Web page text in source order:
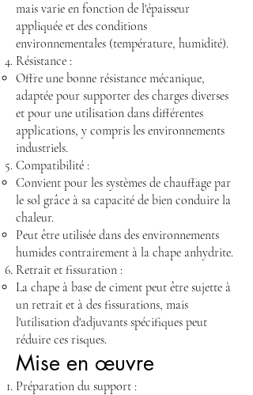
mais varie en fonction de l'épaisseur
appliquée et des conditions
environnementales (température, humidité).
Résistance :
Offre une bonne résistance mécanique,
adaptée pour supporter des charges diverses
et pour une utilisation dans différentes
applications, y compris les environnements
industriels.
Compatibilité :
Convient pour les systèmes de chauffage par
le sol grâce à sa capacité de bien conduire la
chaleur.
Peut être utilisée dans des environnements
humides contrairement à la chape anhydrite.
Retrait et fissuration :
La chape à base de ciment peut être sujette à
un retrait et à des fissurations, mais
l'utilisation d'adjuvants spécifiques peut
réduire ces risques.
Mise en œuvre
Préparation du support :